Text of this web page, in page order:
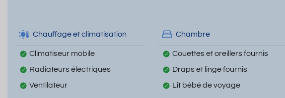
Chauffage et climatisation
Climatiseur mobile
Radiateurs électriques
Ventilateur
Chambre
Couettes et oreillers fournis
Draps et linge fournis
Lit bébé de voyage